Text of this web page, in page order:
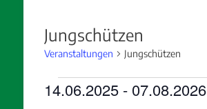
Jungschützen
Veranstaltungen Jungschützen
Veranstaltungen
14.06.2025 - 07.08.2026